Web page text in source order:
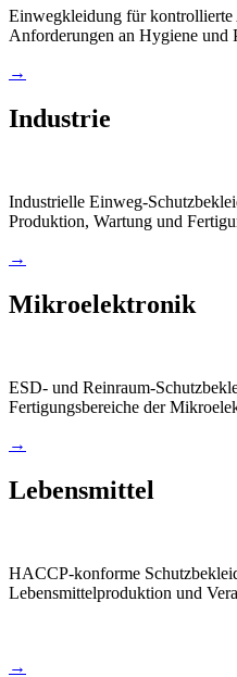
Einwegkleidung für kontrollierte
Anforderungen an Hygiene und
→
Industrie
Industrielle Einweg-
Produktion, Wartung und
→
Mikroelektronik
ESD- und Reinraum-
Fertigungsbereiche der
→
Lebensmittel
HACCP-konforme
Lebensmittelproduktion und
→